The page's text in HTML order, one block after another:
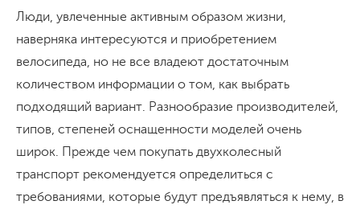
Люди, увлеченные активным образом жизни,
наверняка интересуются и приобретением
велосипеда, но не все владеют достаточным
количеством информации о том, как выбрать
подходящий вариант. Разнообразие производителей,
типов, степеней оснащенности моделей очень
широк. Прежде чем покупать двухколесный
транспорт рекомендуется определиться с
требованиями, которые будут предъявляться к нему, в